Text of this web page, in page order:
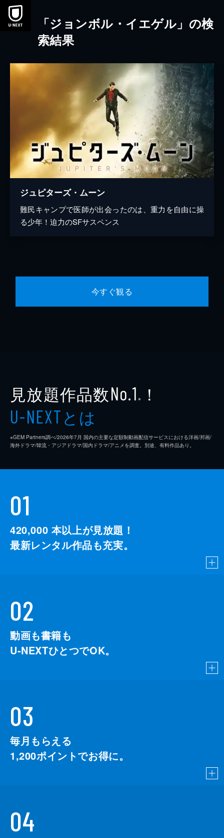
本文へスキップ
「ジョンボル・イエゲル」の検
索結果
ジュピターズ・ムーン
難民キャンプで医師が出会ったのは、重力を自由に操
る少年！迫力のSFサスペンス
今すぐ観る
見放題作品数No.1 ※ ！
U-NEXTとは
※GEM Partners調べ/2026年7⽉ 国内の主要な定額制動画配信サービスにおける洋画/邦画/
海外ドラマ/韓流・アジアドラマ/国内ドラマ/アニメを調査。別途、有料作品あり。
01
420,000 本以上が見放題！
最新レンタル作品も充実。
02
動画も書籍も
U-NEXTひとつでOK。
03
毎月もらえる
1,200ポイントでお得に。
04